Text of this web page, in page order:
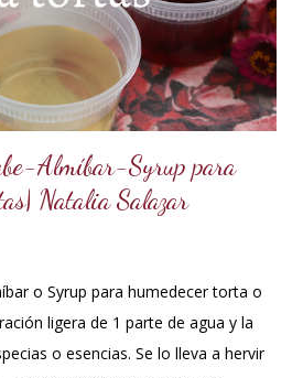
(sucedáneo para resistir climas
para batir vegetal (crema para batir
Preparación: Coloca el chocolate
Almíbar-Syrup para
Natalia Salazar
o Syrup para humedecer torta o
ligera de 1 parte de agua y la
o esencias. Se lo lleva a hervir